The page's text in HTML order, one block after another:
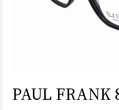
PAUL FRANK